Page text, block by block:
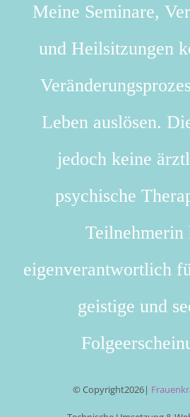
Meine Seminare,
und Heilsitzungen
Leben auslösen.
jedoch keine
psychische
Teilnehmerin
eigenverantwortlich
geistige und
© Copyright2026|